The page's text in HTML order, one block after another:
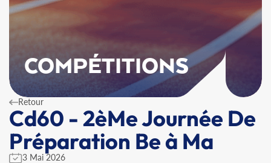
COMPÉTITIONS
Retour
Cd60 - 2èMe Journée De
Préparation Be à Ma
3 Mai 2026